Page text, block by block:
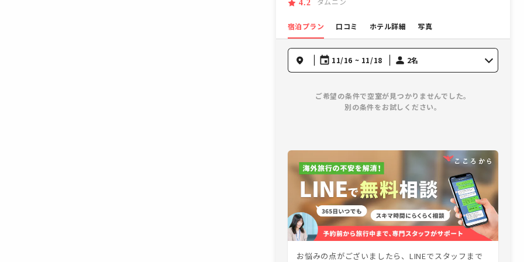
4.2
宿泊プラン 口コミ ホテル詳細 写真
11/16 ~ 11/18 2名
ご希望の条件で空室が見つかりませんでした。
別の条件をお試しください。
お悩みの点がございましたら、LINEでスタッフまで